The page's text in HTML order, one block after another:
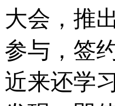
大会，推
参与，签
近来还学